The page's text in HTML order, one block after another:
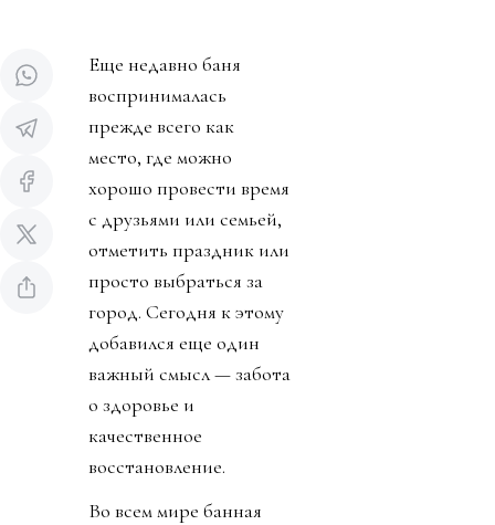
Еще недавно баня
воспринималась
прежде всего как
место, где можно
хорошо провести время
с друзьями или семьей,
отметить праздник или
просто выбраться за
город. Сегодня к этому
добавился еще один
важный смысл — забота
о здоровье и
качественное
восстановление.
Во всем мире банная